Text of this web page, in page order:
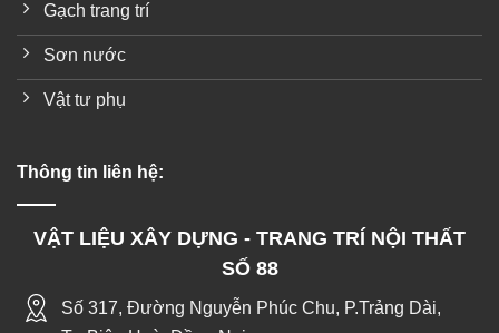
Gạch trang trí
Sơn nước
Vật tư phụ
Thông tin liên hệ:
VẬT LIỆU XÂY DỰNG - TRANG TRÍ NỘI THẤT
SỐ 88
Số 317, Đường Nguyễn Phúc Chu, P.Trảng Dài,